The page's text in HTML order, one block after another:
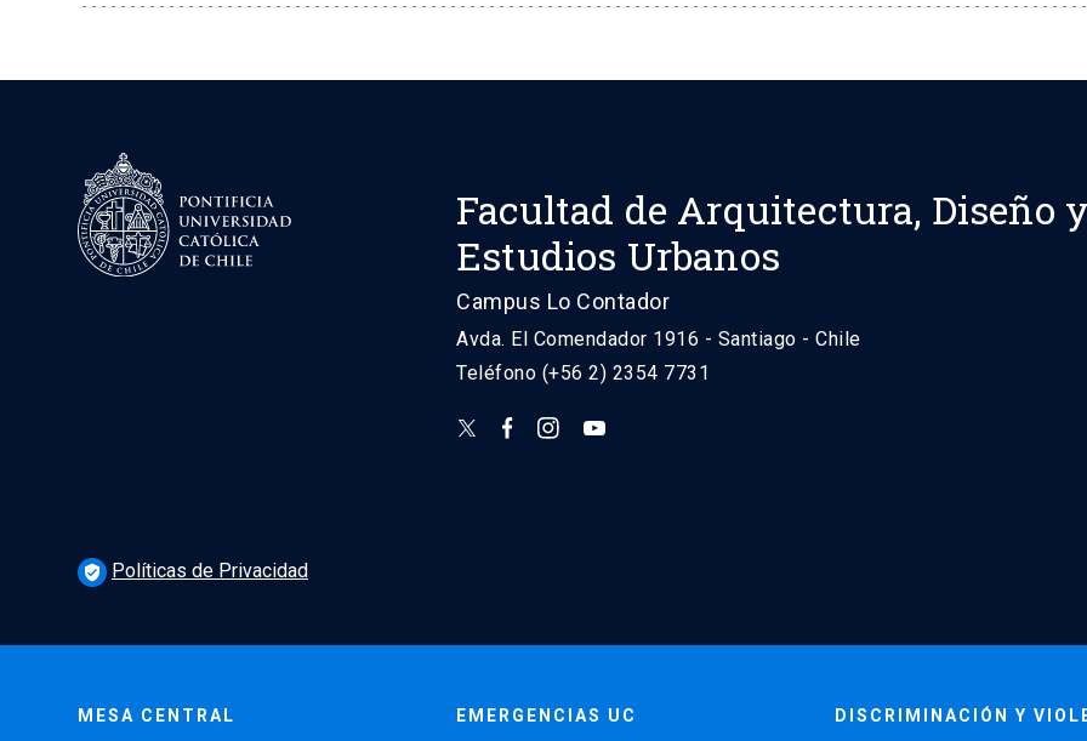
Facultad de Arquitectura, Diseño y
Estudios Urbanos
Campus Lo Contador
Avda. El Comendador 1916 - Santiago - Chile
Teléfono (+56 2) 2354 7731
verified_user Políticas de Privacidad
MESA CENTRAL EMERGENCIAS UC DISCRIMINACIÓN Y